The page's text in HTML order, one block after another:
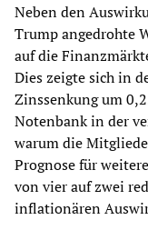
Neben den
Trump angedrohte
auf die
Dies zeigte sich in
Zinssenkung um
Notenbank in der
warum die
Prognose für
von vier auf zwei
inflationären